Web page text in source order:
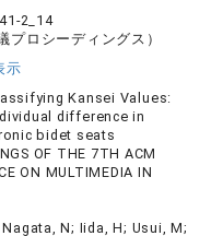
2_14
プロシーディングス）
示
Kansei Values:
difference in
bidet seats
OF THE 7TH ACM
ON MULTIMEDIA IN
N; Iida, H; Usui, M;